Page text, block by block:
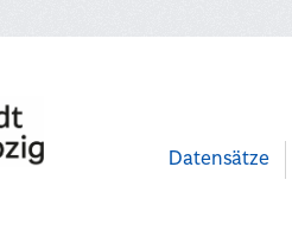
Datensätze